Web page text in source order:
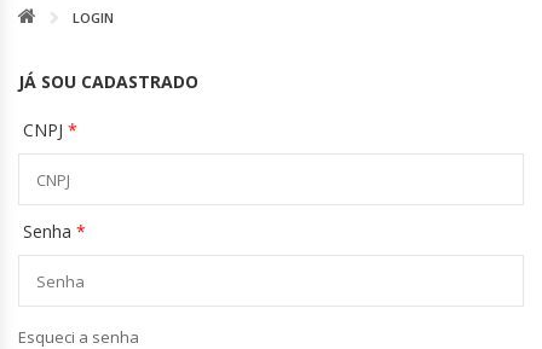
SERVIÇOS
LOGIN
JÁ SOU CADASTRADO
CNPJ *
Senha *
Esqueci a senha